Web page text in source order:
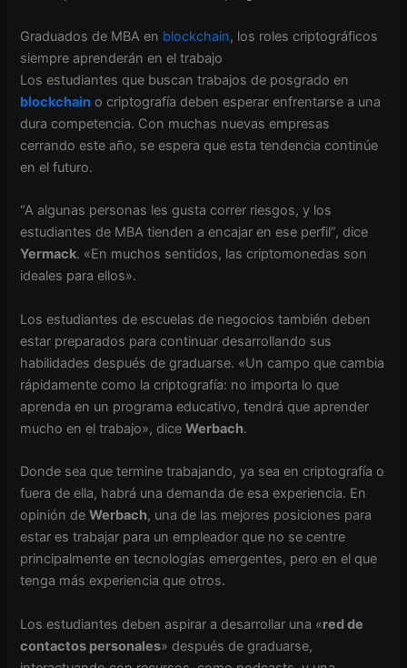
Graduados de MBA en blockchain, los roles criptográficos
siempre aprenderán en el trabajo
Los estudiantes que buscan trabajos de posgrado en
blockchain o criptografía deben esperar enfrentarse a una
dura competencia. Con muchas nuevas empresas
cerrando este año, se espera que esta tendencia continúe
en el futuro.
“A algunas personas les gusta correr riesgos, y los
estudiantes de MBA tienden a encajar en ese perfil”, dice
Yermack. «En muchos sentidos, las criptomonedas son
ideales para ellos».
Los estudiantes de escuelas de negocios también deben
estar preparados para continuar desarrollando sus
habilidades después de graduarse. «Un campo que cambia
rápidamente como la criptografía: no importa lo que
aprenda en un programa educativo, tendrá que aprender
mucho en el trabajo», diceWerbach.
Donde sea que termine trabajando, ya sea en criptografía o
fuera de ella, habrá una demanda de esa experiencia. En
opinión deWerbach, una de las mejores posiciones para
estar es trabajar para un empleador que no se centre
principalmente en tecnologías emergentes, pero en el que
tenga más experiencia que otros.
Los estudiantes deben aspirar a desarrollar una «red de
contactos personales» después de graduarse,